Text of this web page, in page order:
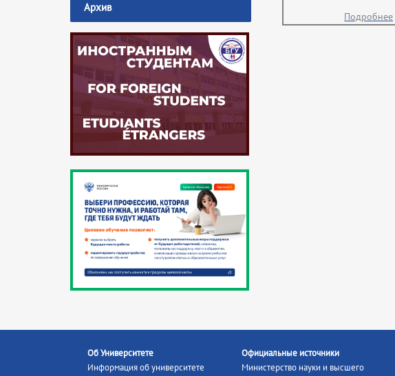
Архив
Подробнее
Об Университете
Информация об университете
Официальные источники
Министерство науки и высшего